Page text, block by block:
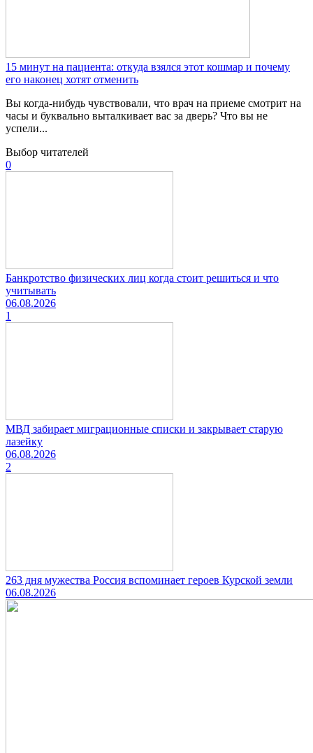
15 минут на пациента: откуда взялся этот кошмар и почему
его наконец хотят отменить
Вы когда-нибудь чувствовали, что врач на приеме смотрит на
часы и буквально выталкивает вас за дверь? Что вы не
успели...
Выбор читателей
0
Банкротство физических лиц когда стоит решиться и что
учитывать
06.08.2026
1
МВД забирает миграционные списки и закрывает старую
лазейку
06.08.2026
2
263 дня мужества Россия вспоминает героев Курской земли
06.08.2026